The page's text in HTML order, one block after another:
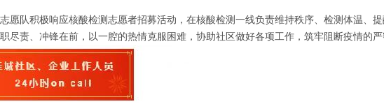
队积极响应核酸检测志愿者招募活动，在核酸检测一线负责维持秩序、检测体温、
尽责、冲锋在前，以一腔的热情克服困难，协助社区做好各项工作，筑牢阻断疫情的严